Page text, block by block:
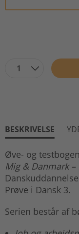
1
BESKRIVELSE
Øve- og
Mig & Danmark
Prøve i Dansk 3.
Serien består af